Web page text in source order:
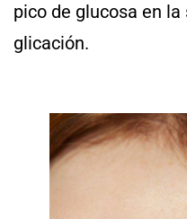
pico de glucosa en
glicación.